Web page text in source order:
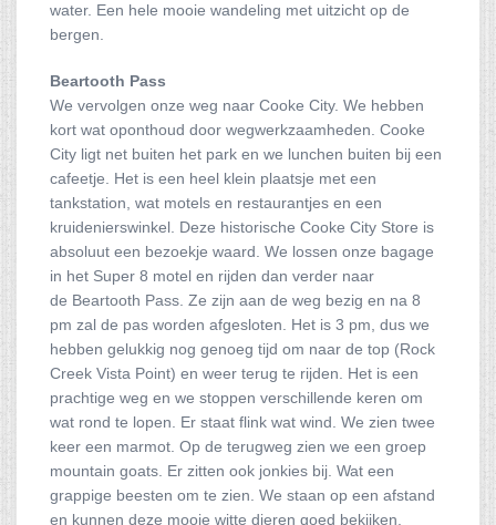
water. Een hele mooie wandeling met uitzicht op de
bergen.
Beartooth Pass
We vervolgen onze weg naar Cooke City. We hebben
kort wat oponthoud door wegwerkzaamheden. Cooke
City ligt net buiten het park en we lunchen buiten bij een
cafeetje. Het is een heel klein plaatsje met een
tankstation, wat motels en restaurantjes en een
kruidenierswinkel. Deze historische Cooke City Store is
absoluut een bezoekje waard. We lossen onze bagage
in het Super 8 motel en rijden dan verder naar
de Beartooth Pass. Ze zijn aan de weg bezig en na 8
pm zal de pas worden afgesloten. Het is 3 pm, dus we
hebben gelukkig nog genoeg tijd om naar de top (Rock
Creek Vista Point) en weer terug te rijden. Het is een
prachtige weg en we stoppen verschillende keren om
wat rond te lopen. Er staat flink wat wind. We zien twee
keer een marmot. Op de terugweg zien we een groep
mountain goats. Er zitten ook jonkies bij. Wat een
grappige beesten om te zien. We staan op een afstand
en kunnen deze mooie witte dieren goed bekijken.